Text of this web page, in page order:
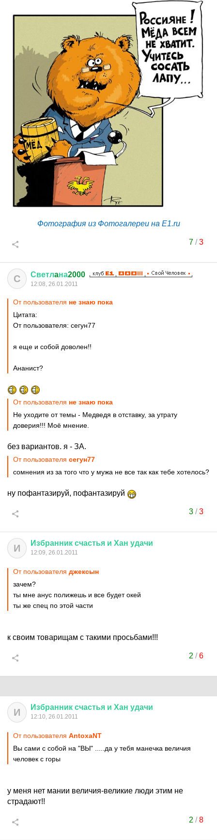
Фотография из Фотогалереи на E1.ru
7 / 3
С Светлaна2000
12:08, 26.01.2011
От пользователя не знаю пока
Цитата:
От пользователя: сегун77
я еще и собой доволен!!
Ананист?
От пользователя не знаю пока
Не уходите от темы - Медведя в отставку, за утрату
доверия!!! Моё мнение.
без вариантов. я - ЗА.
От пользователя сегун77
сомнения из за того что у мужа не все так как тебе хотелось?
ну пофантазируй, пофантазируй
3/ 3
И Избранник счастья и Хан удачи
12:09, 26.01.2011
От пользователя джексын
зачем?
ты мне анус полижешь и все будет окей
ты же спец по этой части
к своим товарищам с такими просьбами!!!
2/ 6
И Избранник счастья и Хан удачи
12:10, 26.01.2011
От пользователя AntoxaNT
Вы сами с собой на "ВЫ" .....да у тебя манечка величия
человек с горы
у меня нет мании величия-великие люди этим не
страдают!!
2/ 8